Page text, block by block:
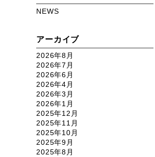
NEWS
アーカイブ
2026年8月
2026年7月
2026年6月
2026年4月
2026年3月
2026年1月
2025年12月
2025年11月
2025年10月
2025年9月
2025年8月